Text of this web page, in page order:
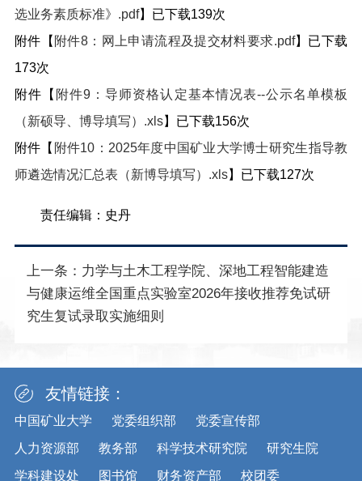
选业务素质标准》.pdf】已下载139次
附件【 附件8：网上申请流程及提交材料要求.pdf】已下载
173次
附件【 附件9：导师资格认定基本情况表--公示名单模板
（新硕导、博导填写）.xls】已下载156次
附件【 附件10：2025年度中国矿业大学博士研究生指导教
师遴选情况汇总表（新博导填写）.xls】已下载127次
责任编辑：史丹
上一条： 力学与土木工程学院、深地工程智能建造
与健康运维全国重点实验室2026年接收推荐免试研
究生复试录取实施细则
友情链接：
中国矿业大学 党委组织部
党委宣传部
人力资源部
教务部 科学技术研究院
研究生院
学科建设处
图书馆 财务资产部 校团委